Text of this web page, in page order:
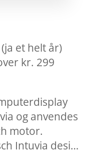
et helt år)
kr. 299
og anvendes
motor.
Intuvia desi…